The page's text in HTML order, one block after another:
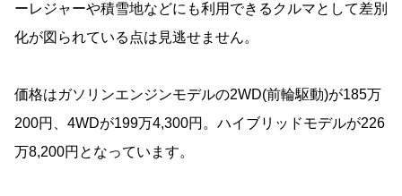
ーレジャーや積雪地などにも利用できるクルマとして差別
化が図られている点は見逃せません。
価格はガソリンエンジンモデルの2WD(前輪駆動)が185万
200円、4WDが199万4,300円。ハイブリッドモデルが226
万8,200円となっています。